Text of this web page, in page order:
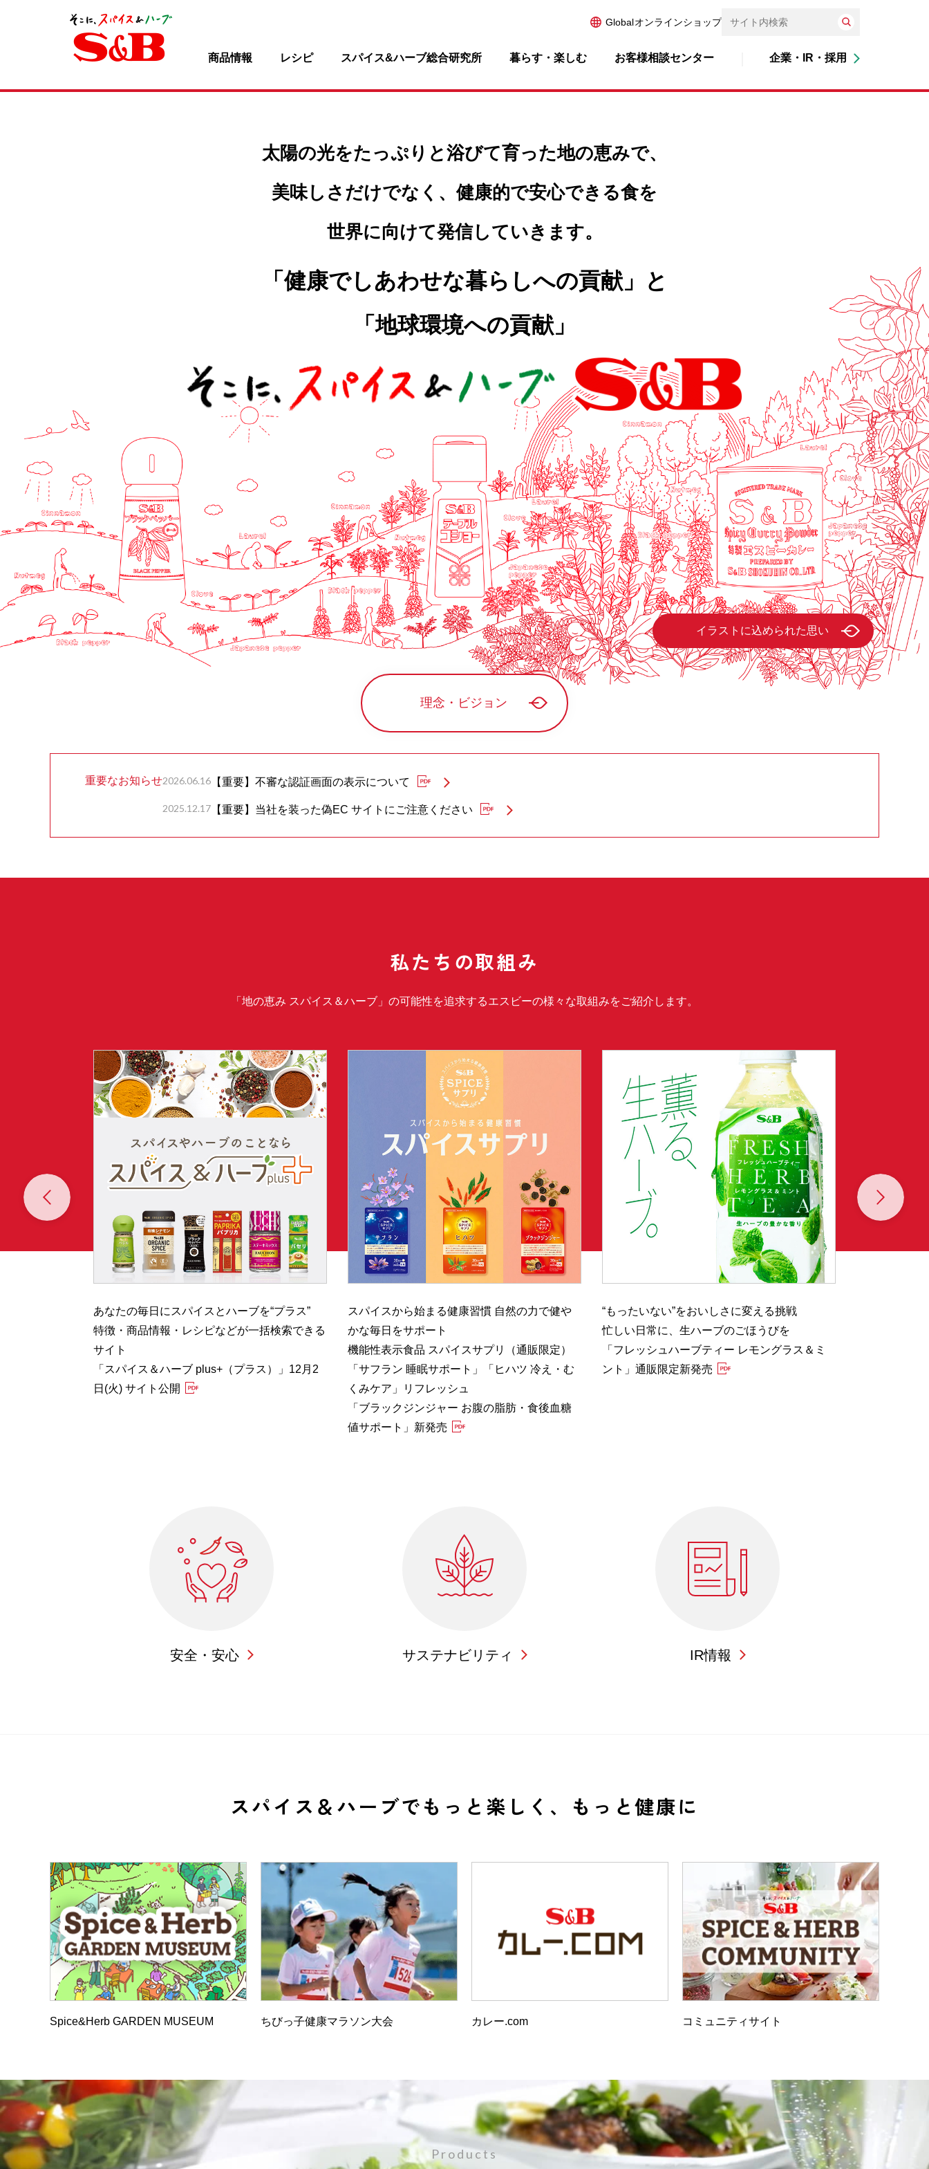
Globalオンラインショップ
商品情報 レシピ スパイス&ハーブ総合研究所 暮らす・楽しむ お客様相談センター 企業・IR・採用
太陽の光をたっぷりと浴びて育った地の恵みで、
美味しさだけでなく、健康的で安心できる食を
世界に向けて発信していきます。
「健康でしあわせな暮らしへの貢献」と
「地球環境への貢献」
イラストに込められた思い
理念・ビジョン
重要なお知らせ2026.06.16 【重要】不審な認証画面の表示について
2025.12.17 【重要】当社を装った偽EC サイトにご注意ください
私たちの取組み
「地の恵み スパイス＆ハーブ」の可能性を追求するエスビーの様々な取組みをご紹介します。
あなたの毎日にスパイスとハーブを“プラス”
特徴・商品情報・レシピなどが一括検索できる
サイト
「スパイス＆ハーブ plus+（プラス）」12月2
日(火) サイト公開
スパイスから始まる健康習慣 自然の力で健や
かな毎日をサポート
機能性表示食品 スパイスサプリ（通販限定）
「サフラン 睡眠サポート」「ヒハツ 冷え・む
くみケア」リフレッシュ
「ブラックジンジャー お腹の脂肪・食後血糖
値サポート」新発売
“もったいない”をおいしさに変える挑戦
忙しい日常に、生ハーブのごほうびを
「フレッシュハーブティー レモングラス＆ミ
ント」通販限定新発売
安全・安心 サステナビリティ IR情報
スパイス＆ハーブでもっと 楽しく、もっと健康に
Spice&Herb GARDEN MUSEUM ちびっ子健康マラソン大会 カレー.com コミュニティサイト
Products